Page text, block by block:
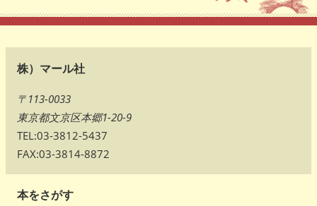
株）マール社
〒113-0033
東京都文京区本郷1-20-9
TEL:03-3812-5437
FAX:03-3814-8872
本をさがす